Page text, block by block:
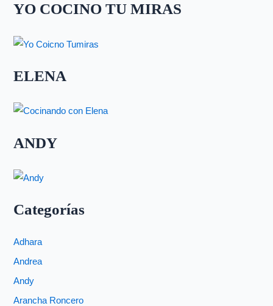
YO COCINO TU MIRAS
ELENA
ANDY
Categorías
Adhara
Andrea
Andy
Arancha Roncero